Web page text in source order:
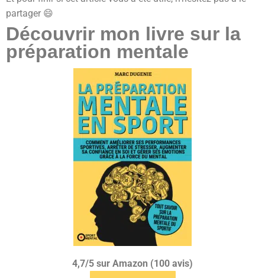
partager 😄
Découvrir mon livre sur la
préparation mentale
4,7/5 sur Amazon (100 avis)